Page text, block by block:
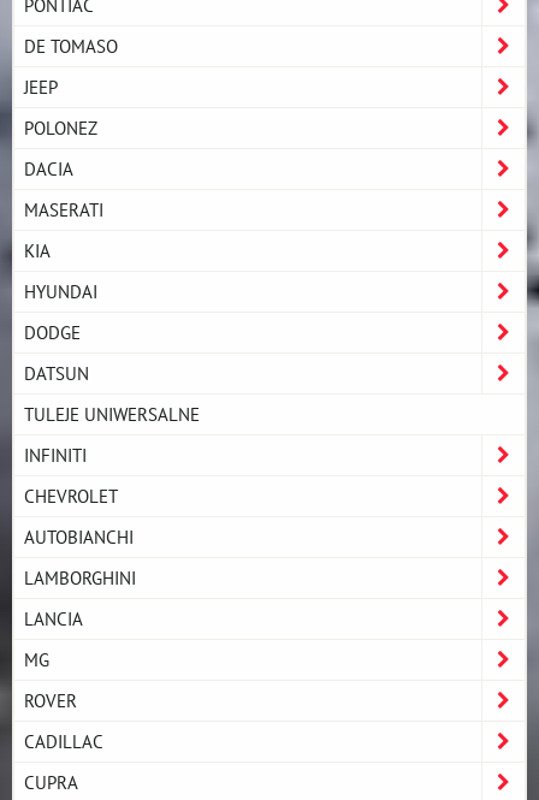
DE TOMASO
JEEP
POLONEZ
DACIA
MASERATI
KIA
HYUNDAI
DODGE
DATSUN
TULEJE UNIWERSALNE
INFINITI
CHEVROLET
AUTOBIANCHI
LAMBORGHINI
LANCIA
MG
ROVER
CADILLAC
CUPRA